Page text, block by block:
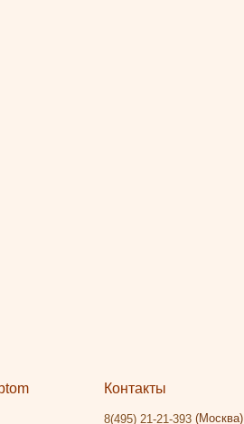
Контакты
8(495) 21-21-393(Москва)